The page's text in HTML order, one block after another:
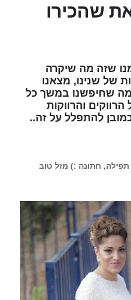
שהכירו
שזה מה שיקרה
של שנינו, מצאנו
שחיפשנו במשך כל
הרווקים והרווקות
להתפלל על זה..
תפילה, חתונה :) מזל טוב